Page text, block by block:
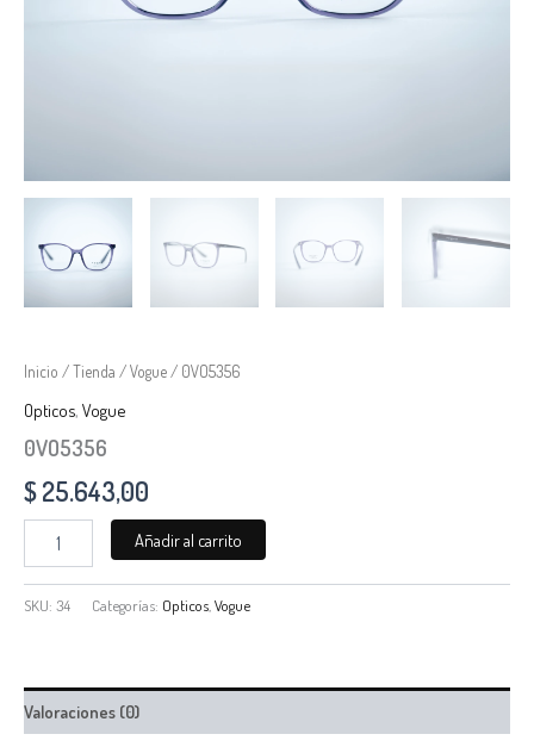
Inicio /Tienda /Vogue/ 0VO5356
Opticos, Vogue
0VO5356
$25.643,00
Añadir al carrito
SKU: 34 Categorías: Opticos Vogue
Valoraciones (0)